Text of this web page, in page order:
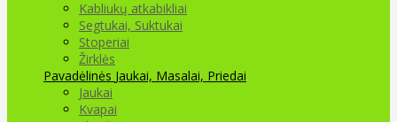
Kabliukų atkabikliai
Segtukai, Suktukai
Stoperiai
Žirklės
Pavadėlinės Jaukai, Masalai, Priedai
Jaukai
Kvapai